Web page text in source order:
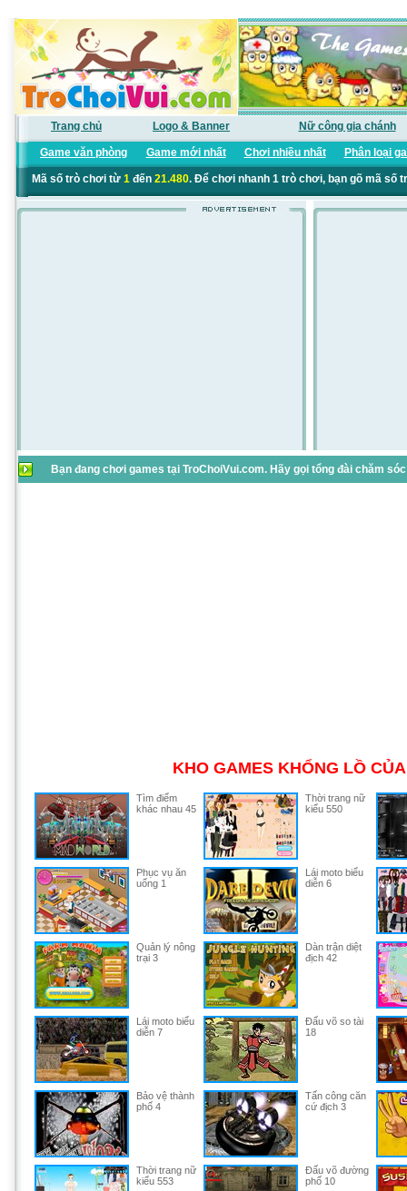
Trang chủ Logo & Banner Nữ công gia chánh
Game văn phòng Game mới nhất Chơi nhiều nhất Phân loại
Mã số trò chơi từ 1đến 21.480. Để chơi nhanh 1 trò chơi, bạn gõ mã số
Bạn đang chơi games tại TroChoiVui.com. Hãy gọi tổng đài chăm
KHO GAMES KHỔNG LỒ
Tìm điểm
khác nhau 45
Thời trang nữ
kiểu 550
Phục vụ ăn
uống 1
Lái moto biểu
diễn 6
Quản lý nông
trại 3
Dàn trận diệt
địch 42
Lái moto biểu
diễn 7
Đấu võ so tài
18
Bảo vệ thành
phố 4
Tấn công căn
cứ địch 3
Thời trang nữ
kiểu 553
Đấu võ đường
phố 10